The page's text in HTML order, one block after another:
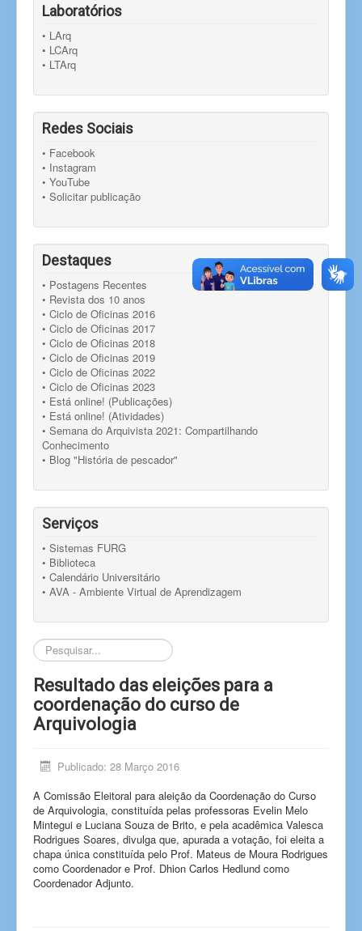
Laboratórios
• LArq
• LCArq
• LTArq
Redes Sociais
• Facebook
• Instagram
• YouTube
• Solicitar publicação
Destaques
• Postagens Recentes
• Revista dos 10 anos
• Ciclo de Oficinas 2016
• Ciclo de Oficinas 2017
• Ciclo de Oficinas 2018
• Ciclo de Oficinas 2019
• Ciclo de Oficinas 2022
• Ciclo de Oficinas 2023
• Está online! (Publicações)
• Está online! (Atividades)
• Semana do Arquivista 2021: Compartilhando
Conhecimento
• Blog "História de pescador"
Serviços
• Sistemas FURG
• Biblioteca
• Calendário Universitário
• AVA - Ambiente Virtual de Aprendizagem
Pesquisar...
Resultado das eleições para a
coordenação do curso de
Arquivologia
Publicado: 28 Março 2016
A Comissão Eleitoral para aleição da Coordenação do Curso
de Arquivologia, constituída pelas professoras Evelin Melo
Mintegui e Luciana Souza de Brito, e pela acadêmica Valesca
Rodrigues Soares, divulga que, apurada a votação, foi eleita a
chapa única constituída pelo Prof. Mateus de Moura Rodrigues
como Coordenador e Prof. Dhion Carlos Hedlund como
Coordenador Adjunto.